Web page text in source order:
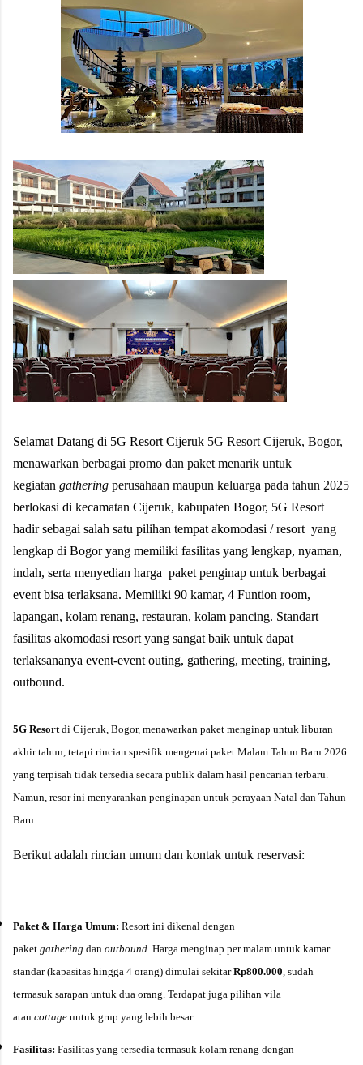
Selamat Datang di 5G Resort Cijeruk 5G Resort Cijeruk, Bogor,
menawarkan berbagai promo dan paket menarik untuk
kegiatan gathering perusahaan maupun keluarga pada tahun 2025
berlokasi di kecamatan Cijeruk, kabupaten Bogor, 5G Resort
hadir sebagai salah satu pilihan tempat akomodasi / resort yang
lengkap di Bogor yang memiliki fasilitas yang lengkap, nyaman,
indah, serta menyedian harga paket penginap untuk berbagai
event bisa terlaksana. Memiliki 90 kamar, 4 Funtion room,
lapangan, kolam renang, restauran, kolam pancing. Standart
fasilitas akomodasi resort yang sangat baik untuk dapat
terlaksananya event-event outing, gathering, meeting, training,
outbound.
5G Resortdi Cijeruk, Bogor, menawarkan paket menginap untuk liburan
akhir tahun, tetapi rincian spesifik mengenai paket Malam Tahun Baru 2026
yang terpisah tidak tersedia secara publik dalam hasil pencarian terbaru.
Namun, resor ini menyarankan penginapan untuk perayaan Natal dan Tahun
Baru.
Berikut adalah rincian umum dan kontak untuk reservasi:
Paket & Harga Umum: Resort ini dikenal dengan
paket gathering dan outbound. Harga menginap per malam untuk kamar
standar (kapasitas hingga 4 orang) dimulai sekitarRp800.000, sudah
termasuk sarapan untuk dua orang. Terdapat juga pilihan vila
atau cottage untuk grup yang lebih besar.
Fasilitas: Fasilitas yang tersedia termasuk kolam renang dengan